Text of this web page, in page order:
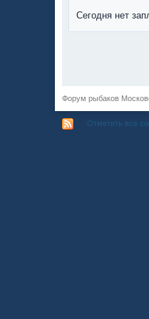
Сегодня нет
Форум рыбаков
Отметить все